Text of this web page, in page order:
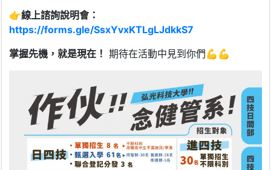
👉線上諮詢說明會：
https://forms.gle/SsxYvxKTLgLJdkkS7
掌握先機，就是現在！ 期待在活動中見到你們💪💪